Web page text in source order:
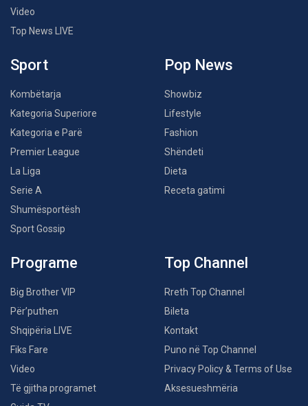
Video
Top News LIVE
Sport
Kombëtarja
Kategoria Superiore
Kategoria e Parë
Premier League
La Liga
Serie A
Shumësportësh
Sport Gossip
Pop News
Showbiz
Lifestyle
Fashion
Shëndeti
Dieta
Receta gatimi
Programe
Big Brother VIP
Për’puthen
Shqipëria LIVE
Fiks Fare
Video
Të gjitha programet
Top Channel
Rreth Top Channel
Bileta
Kontakt
Puno në Top Channel
Privacy Policy & Terms of Use
Aksesueshmëria